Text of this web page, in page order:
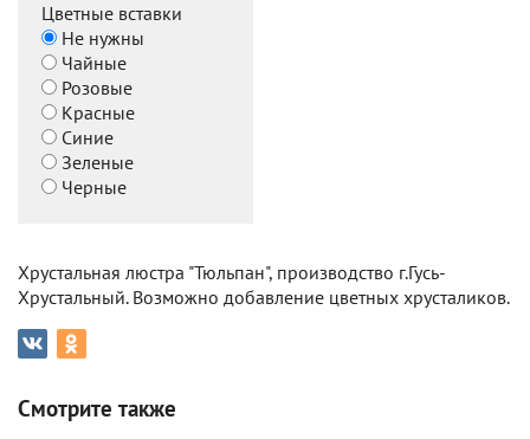
Цветные вставки
Не нужны
Чайные
Розовые
Красные
Синие
Зеленые
Черные
Хрустальная люстра "Тюльпан", производство г.Гусь-
Хрустальный. Возможно добавление цветных хрусталиков.
Смотрите также